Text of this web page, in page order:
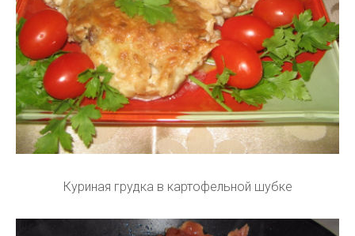
Куриная грудка в картофельной шубке